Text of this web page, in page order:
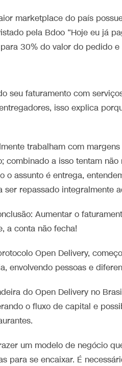
marketplace do país
pela Bdoo “Hoje eu já
30% do valor do pedido e
seu faturamento com
isso explica
trabalham com
a isso tentam
o assunto é entrega,
repassado integralmente
Aumentar o
a conta não fecha!
Open Delivery,
envolvendo pessoas e
do Open Delivery no
o fluxo de capital e
um modelo de negócio
para se encaixar. É